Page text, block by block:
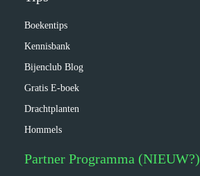
Boekentips
Kennisbank
Bijenclub Blog
Gratis E-boek
Drachtplanten
Hommels
Partner Programma (NIEUW?)